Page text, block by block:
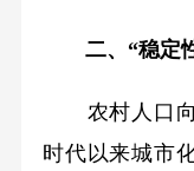
二、“稳定
农村人口向
时代以来城市